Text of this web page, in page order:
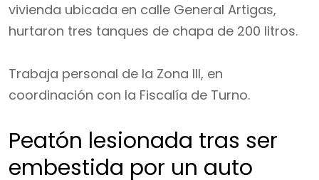
vivienda ubicada en calle General Artigas,
hurtaron tres tanques de chapa de 200 litros.
Trabaja personal de la Zona III, en
coordinación con la Fiscalía de Turno.
Peatón lesionada tras ser
embestida por un auto